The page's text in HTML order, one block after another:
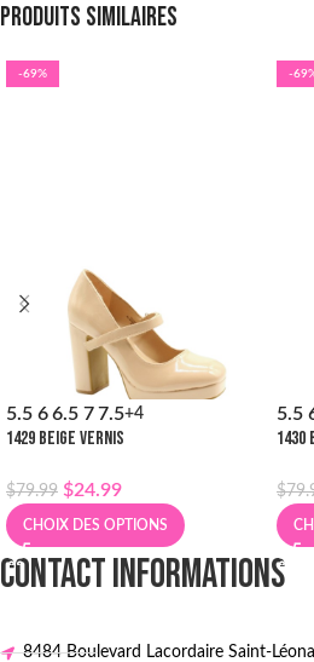
Produits similaires
-69%
5.5 6 6.5 7 7.5+4
1429 BEIGE VERNIS
$79.99 $24.99
CHOIX DES OPTIONS
-
5.5
1430
$
CONTACT INFORMATIONS
8484 Boulevard Lacordaire Saint-